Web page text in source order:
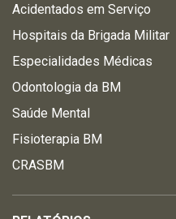
Acidentados em Serviço
Hospitais da Brigada Militar
Especialidades Médicas
Odontologia da BM
Saúde Mental
Fisioterapia BM
CRASBM